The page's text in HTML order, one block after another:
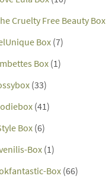
Cruelty Free Beauty Box
Box (7)
Box (1)
(33)
(41)
Box(6)
Box(1)
Box(66)